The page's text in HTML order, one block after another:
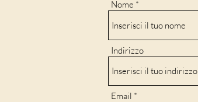
Nome
Indirizzo
Email